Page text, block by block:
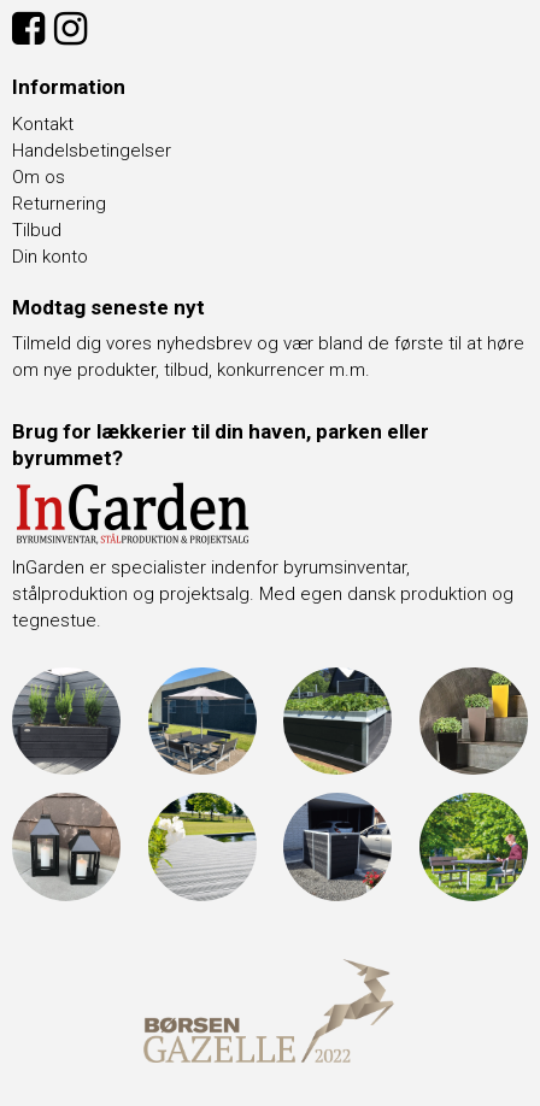
Information
Kontakt
Handelsbetingelser
Om os
Returnering
Tilbud
Din konto
Modtag seneste nyt
Tilmeld dig vores nyhedsbrev og vær bland de første til at høre
om nye produkter, tilbud, konkurrencer m.m.
Brug for lækkerier til din haven, parken eller
byrummet?
InGarden er specialister indenfor byrumsinventar,
stålproduktion og projektsalg. Med egen dansk produktion og
tegnestue.